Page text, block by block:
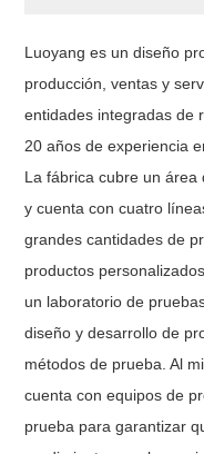
Luoyang es un diseño
producción, ventas y
entidades integradas de
20 años de experiencia
La fábrica cubre un
y cuenta con cuatro
grandes cantidades de
productos
un laboratorio de
diseño y desarrollo de
métodos de prueba. Al
cuenta con equipos de
prueba para garantizar